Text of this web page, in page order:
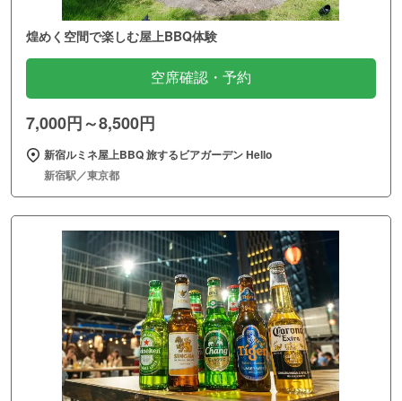
煌めく空間で楽しむ屋上BBQ体験
空席確認・予約
7,000円～8,500円
新宿ルミネ屋上BBQ 旅するビアガーデン Hello
新宿駅／東京都